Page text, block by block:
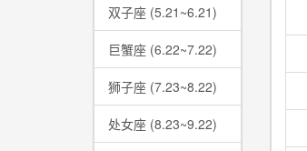
双子座 (5.21~6.21)
巨蟹座 (6.22~7.22)
狮子座 (7.23~8.22)
处女座 (8.23~9.22)